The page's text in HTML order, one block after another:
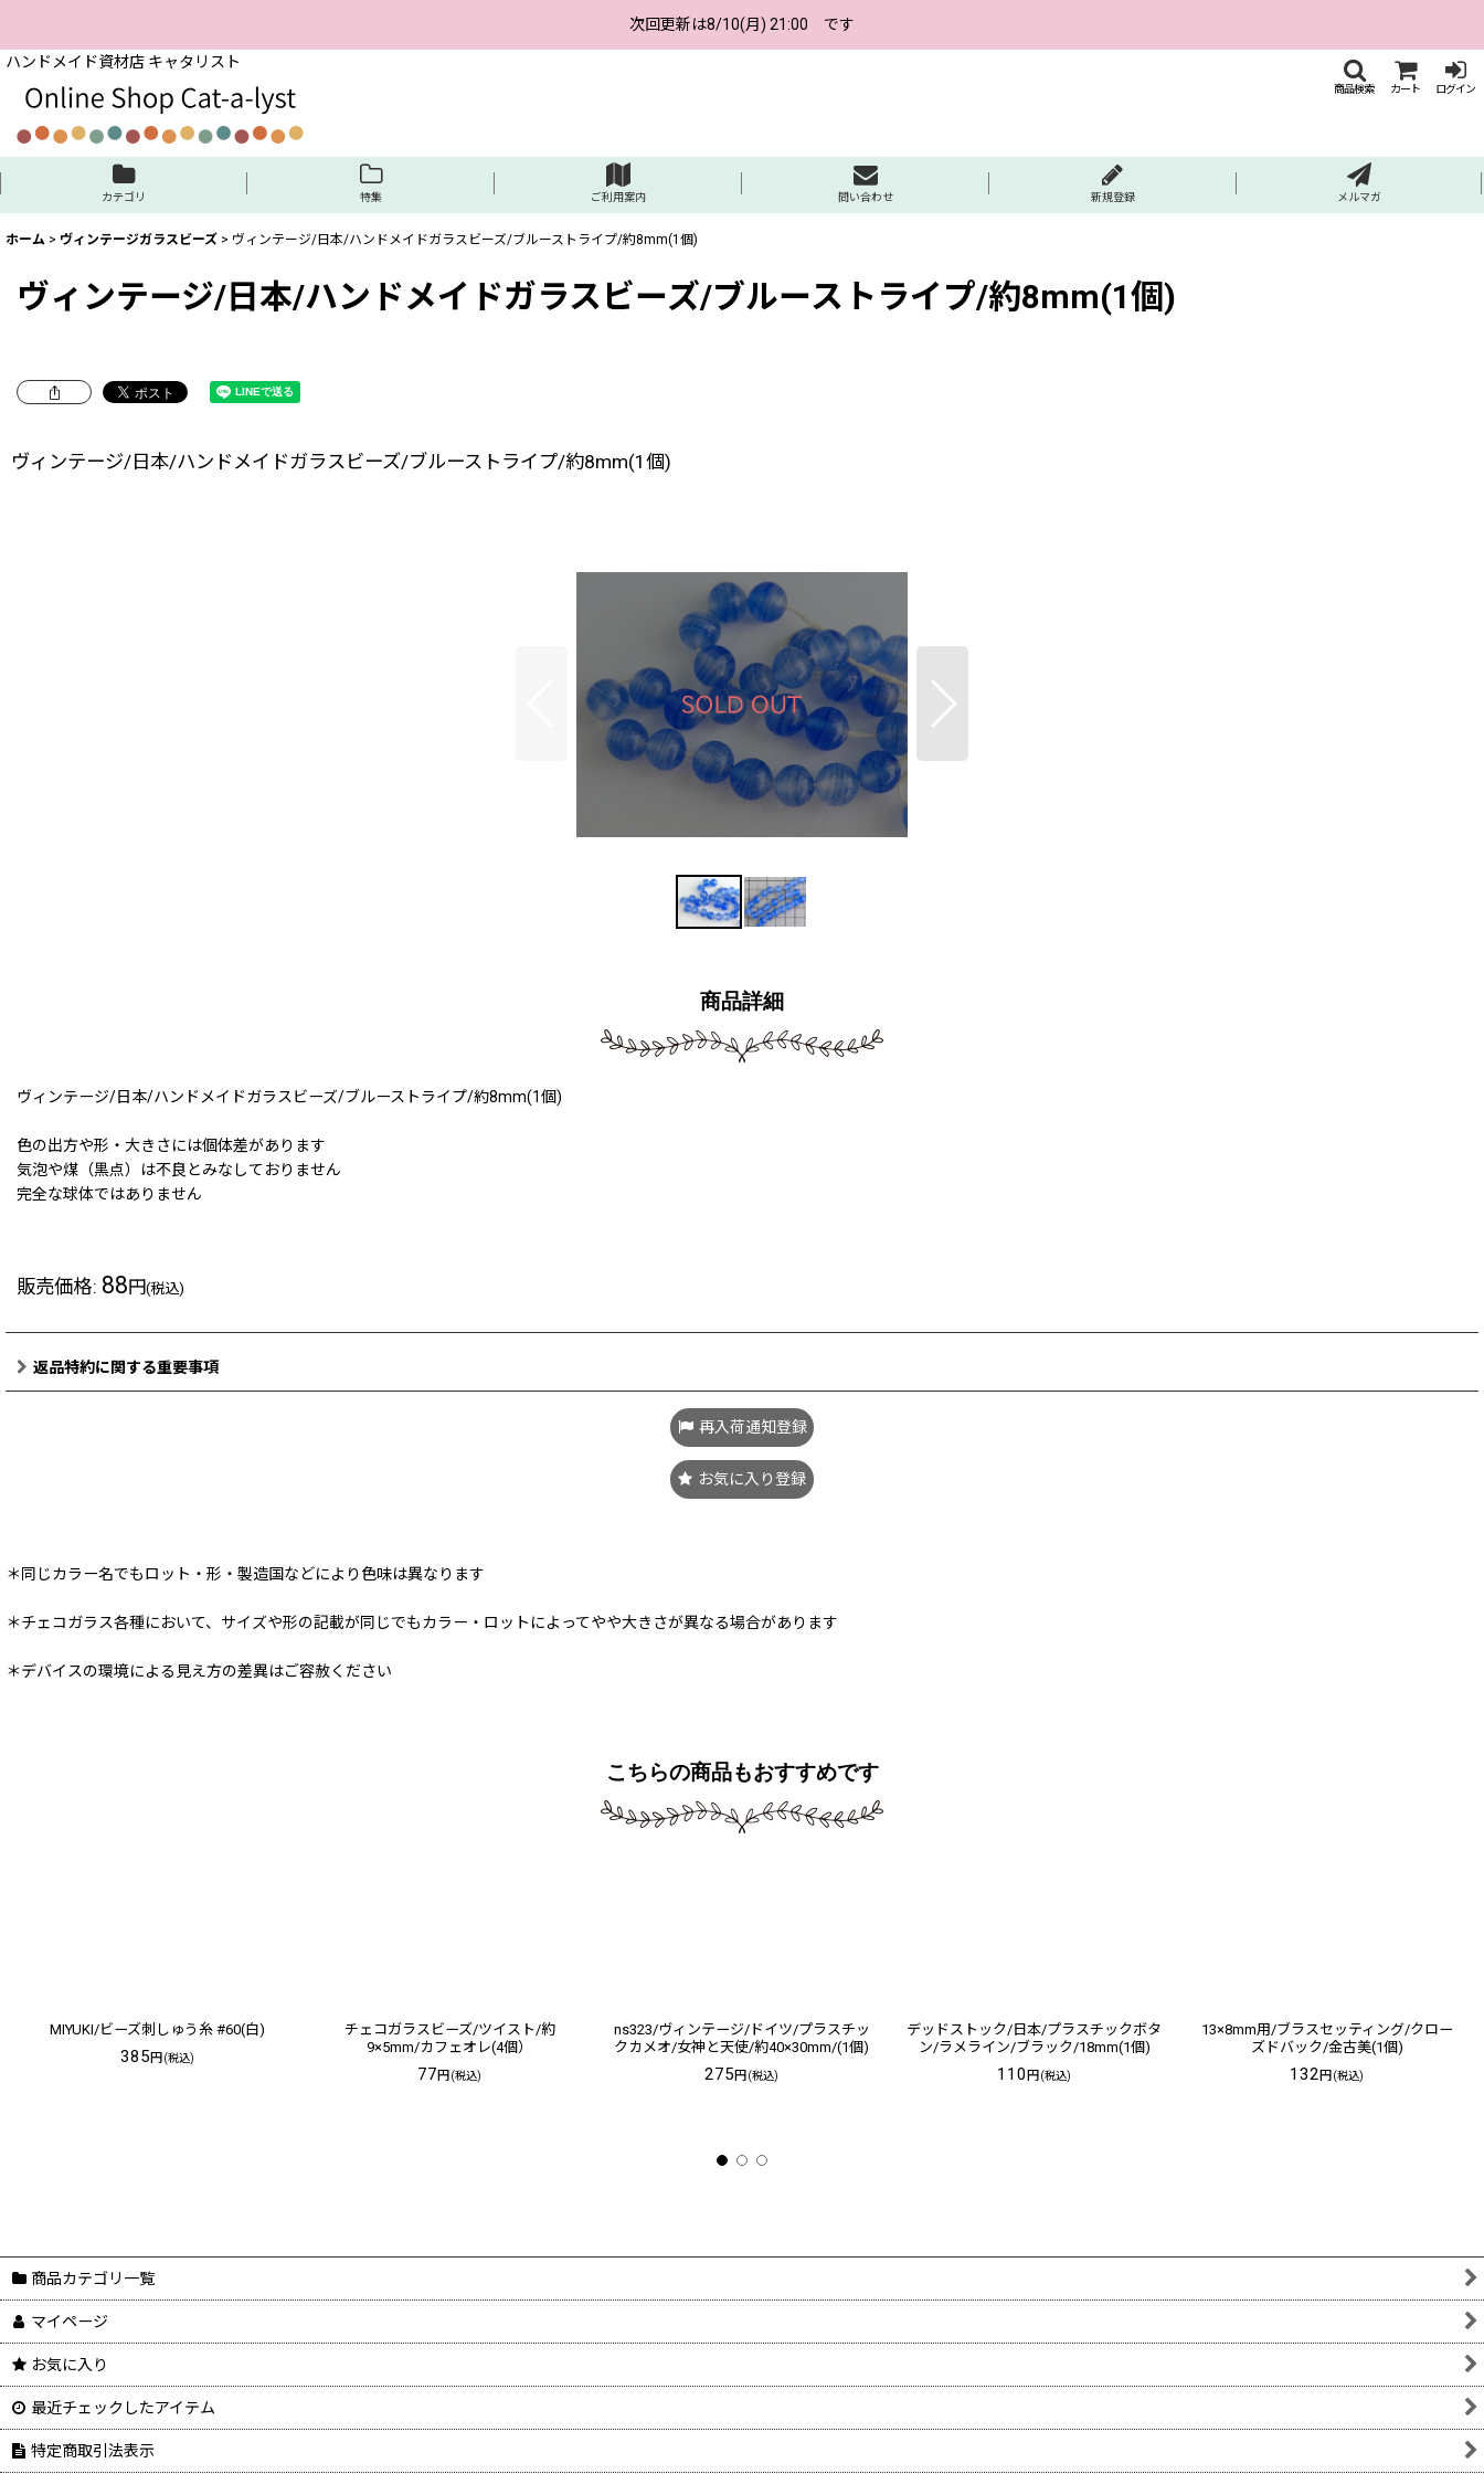
次回更新は8/10(月) 21:00 です
ハンドメイド資材店 キャタリスト
商品検索 カート ログイン
カテゴリ 特集 ご利用案内 問い合わせ 新規登録 メルマガ
ホーム > ヴィンテージガラスビーズ > ヴィンテージ/日本/ハンドメイドガラスビーズ/ブルーストライプ/約8mm(1個)
ヴィンテージ/日本/ハンドメイドガラスビーズ/ブルーストライプ/約8mm(1個)
ヴィンテージ/日本/ハンドメイドガラスビーズ/ブルーストライプ/約8mm(1個)
商品詳細
ヴィンテージ/日本/ハンドメイドガラスビーズ/ブルーストライプ/約8mm(1個)
色の出方や形・大きさには個体差があります
気泡や煤（黒点）は不良とみなしておりません
完全な球体ではありません
販売価格: 88円(税込)
返品特約に関する重要事項
再入荷通知登録
お気に入り登録
＊同じカラー名でもロット・形・製造国などにより色味は異なります
＊チェコガラス各種において、サイズや形の記載が同じでもカラー・ロットによってやや大きさが異なる場合があります
＊デバイスの環境による見え方の差異はご容赦ください
こちらの商品もおすすめです
MIYUKI/ビーズ刺しゅう糸 #60(白)
385円(税込)
チェコガラスビーズ/ツイスト/約
9×5mm/カフェオレ(4個）
77円(税込)
ns323/ヴィンテージ/ドイツ/プラスチッ
クカメオ/女神と天使/約40×30mm/(1個)
275円(税込)
デッドストック/日本/プラスチックボタ
ン/ラメライン/ブラック/18mm(1個)
110円(税込)
13×8mm用/ブラスセッティング/クロー
ズドバック/金古美(1個)
132円(税込)
商品カテゴリ一覧
マイページ
お気に入り
最近チェックしたアイテム
特定商取引法表示